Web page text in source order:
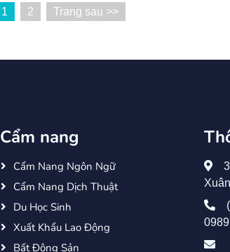
1 2 Trang sau >>
Cẩm nang
Cẩm Nang Ngôn Ngữ
Cẩm Nang Dịch Thuật
Du Học Sinh
Xuất Khẩu Lao Động
Bất Động Sản